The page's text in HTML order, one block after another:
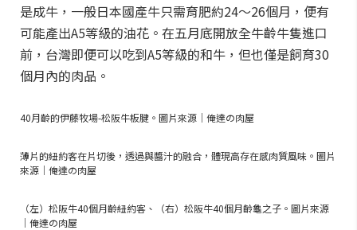
是成牛，一般日本國產牛只需育肥約24～26個月，便有
可能產出A5等級的油花。在五月底開放全牛齡牛隻進口
前，台灣即便可以吃到A5等級的和牛，但也僅是飼育30
個月內的肉品。
40月齡的伊藤牧場-松阪牛板腱。圖片來源｜俺達の肉屋
薄片的紐約客在片切後，透過與醬汁的融合，體現高存在感肉質風味。圖片
來源｜俺達の肉屋
（左）松阪牛40個月齡紐約客、（右）松阪牛40個月齡龜之子。圖片來源
｜俺達の肉屋